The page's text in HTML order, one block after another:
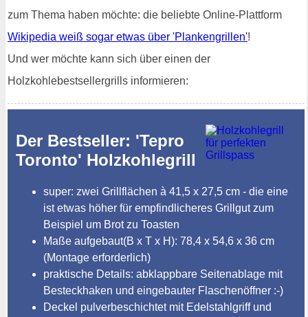
zum Thema haben möchte: die beliebte Online-Plattform
Wikipedia weiß sogar etwas über 'Plankengrillen'!
Und wer möchte kann sich über einen der
Holzkohlebestsellergrills informieren:
Der Bestseller: 'Tepro
Toronto' Holzkohlegrill
super: zwei Grillflächen à 41,5 x 27,5 cm - die eine
ist etwas höher für empfindlicheres Grillgut zum
Beispiel um Brot zu Toasten
Maße aufgebaut(B x T x H): 78,4 x 54,6 x 36 cm
(Montage erforderlich)
praktische Details: abklappbare Seitenablage mit
Besteckhaken und eingebauter Flaschenöffner :-)
Deckel pulverbeschichtet mit Edelstahlgriff und